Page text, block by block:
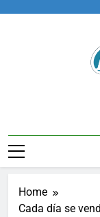
Home
Cada día se